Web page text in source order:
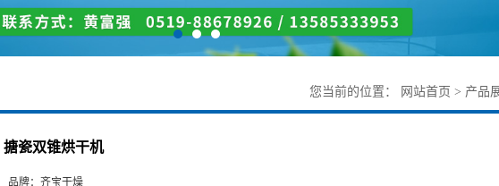
您当前的位置： 网站首页 > 产品
搪瓷双锥烘干机
品牌： 齐宝干燥